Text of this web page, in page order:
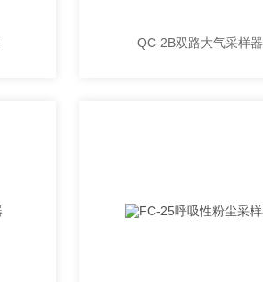
QC-2B双路大气采样器